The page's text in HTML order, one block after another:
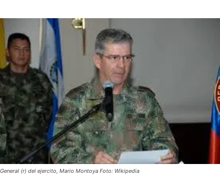
General (r) del ejercito, Mario Montoya Foto: Wikipedia